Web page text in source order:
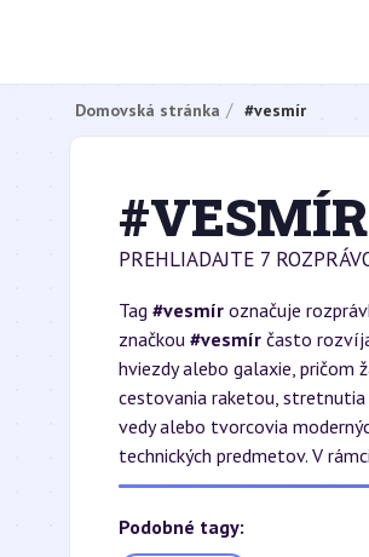
Domovská stránka #vesmír
#VESMÍR
PREHLIADAJTE 7
Tag #vesmír označuje
značkou #vesmír často
hviezdy alebo galaxie, pričom
cestovania raketou, stretnutia
vedy alebo tvorcovia
technických predmetov. V
Podobné tagy: